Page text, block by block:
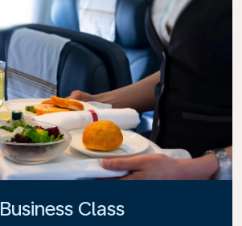
Business Class